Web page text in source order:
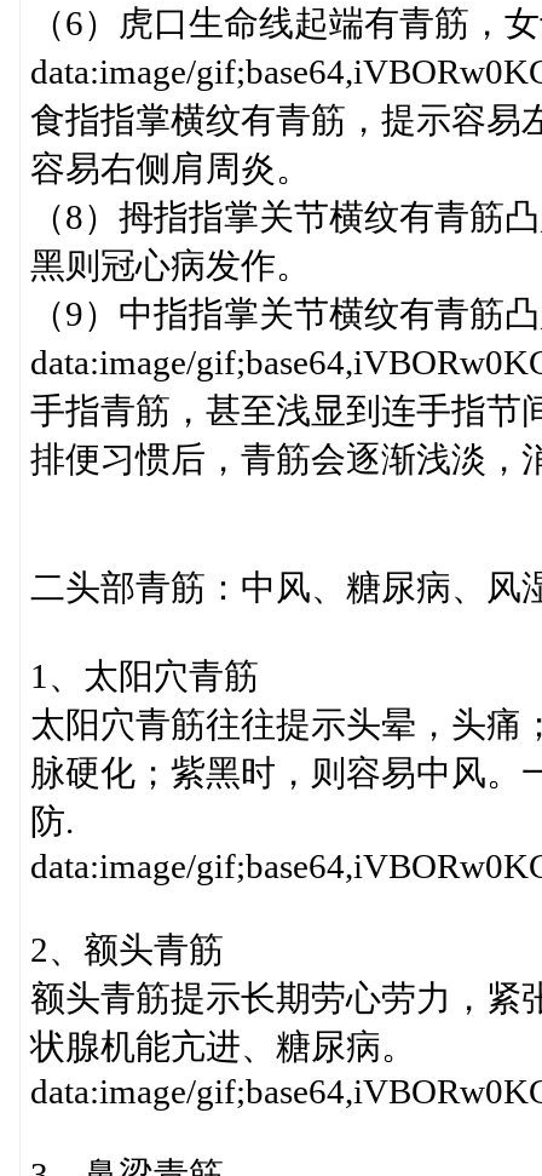
（6）虎口生命线起端有青筋，
data:image/
食指指掌横纹有青筋，提示容易
容易右侧肩周炎。
（8）拇指指掌关节横纹有青筋
黑则冠心病发作。
（9）中指指掌关节横纹有青筋
data:image/
手指青筋，甚至浅显到连手指节
排便习惯后，青筋会逐渐浅淡，
二头部青筋：中风、糖尿病、风
1、太阳穴青筋
太阳穴青筋往往提示头晕，头痛
脉硬化；紫黑时，则容易中风。
防.
data:image/
2、额头青筋
额头青筋提示长期劳心劳力，紧
状腺机能亢进、糖尿病。
data:image/